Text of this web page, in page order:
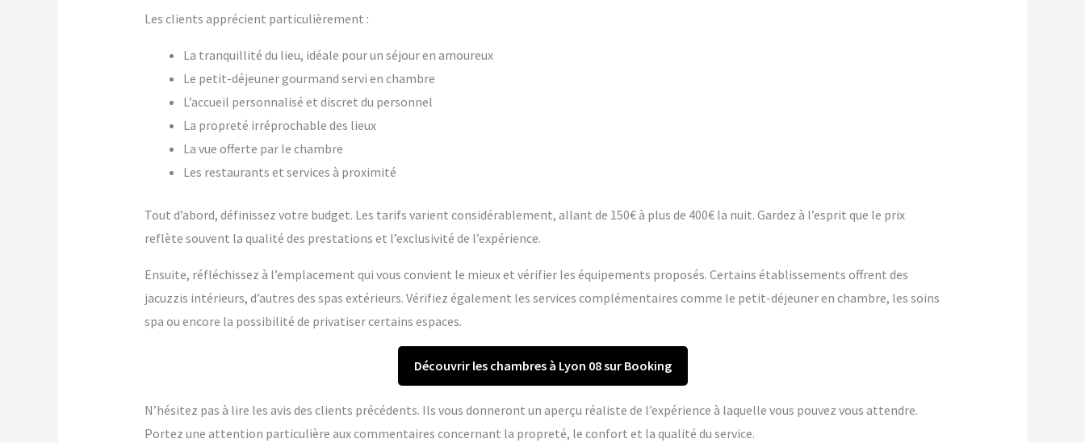
Les clients apprécient particulièrement :
La tranquillité du lieu, idéale pour un séjour en amoureux
Le petit-déjeuner gourmand servi en chambre
L’accueil personnalisé et discret du personnel
La propreté irréprochable des lieux
La vue offerte par le chambre
Les restaurants et services à proximité
Tout d’abord, définissez votre budget. Les tarifs varient considérablement, allant de 150€ à plus de 400€ la nuit. Gardez à l’esprit que le prix
reflète souvent la qualité des prestations et l’exclusivité de l’expérience.
Ensuite, réfléchissez à l’emplacement qui vous convient le mieux et vérifier les équipements proposés. Certains établissements offrent des
jacuzzis intérieurs, d’autres des spas extérieurs. Vérifiez également les services complémentaires comme le petit-déjeuner en chambre, les soins
spa ou encore la possibilité de privatiser certains espaces.
Découvrir les chambres à Lyon 08 sur Booking
N’hésitez pas à lire les avis des clients précédents. Ils vous donneront un aperçu réaliste de l’expérience à laquelle vous pouvez vous attendre.
Portez une attention particulière aux commentaires concernant la propreté, le confort et la qualité du service.